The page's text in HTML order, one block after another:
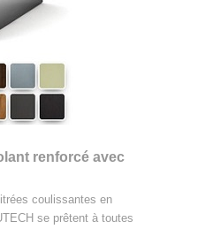
renforcé avec
coulissantes en
se prêtent à toutes